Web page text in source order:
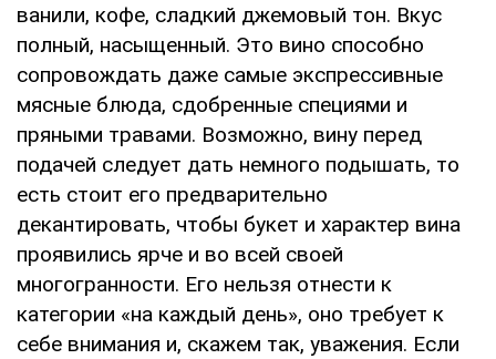
ванили, кофе, сладкий джемовый тон. Вкус
полный, насыщенный. Это вино способно
сопровождать даже самые экспрессивные
мясные блюда, сдобренные специями и
пряными травами. Возможно, вину перед
подачей следует дать немного подышать, то
есть стоит его предварительно
декантировать, чтобы букет и характер вина
проявились ярче и во всей своей
многогранности. Его нельзя отнести к
категории «на каждый день», оно требует к
себе внимания и, скажем так, уважения. Если